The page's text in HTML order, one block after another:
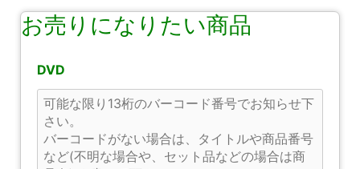
お売りになりたい商品
DVD